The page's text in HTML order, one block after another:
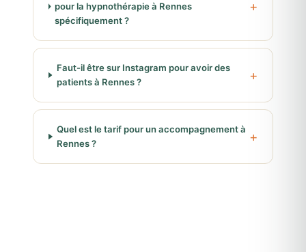
pour la hypnothérapie à Rennes
spécifiquement ?
Faut-il être sur Instagram pour avoir des
patients à Rennes ?
Quel est le tarif pour un accompagnement à
Rennes ?